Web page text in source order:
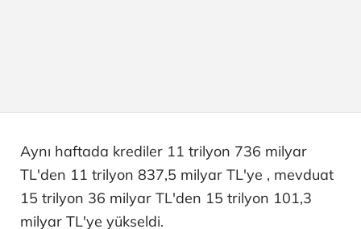
Aynı haftada krediler 11 trilyon 736 milyar
TL'den 11 trilyon 837,5 milyar TL'ye , mevduat
15 trilyon 36 milyar TL'den 15 trilyon 101,3
milyar TL'ye yükseldi.